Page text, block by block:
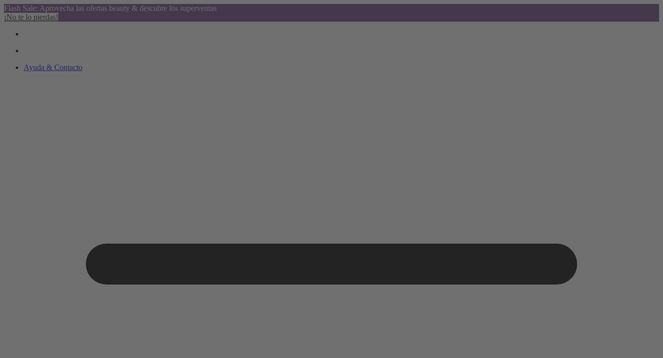
Flash Sale: Aprovecha las ofertas beauty & descubre los superventas
¡No te lo pierdas!
Ayuda & Contacto